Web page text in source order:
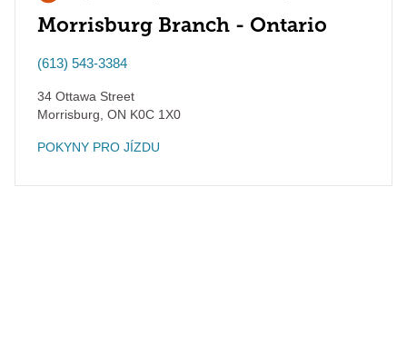
Morrisburg Branch - Ontario
(613) 543-3384
34 Ottawa Street
Morrisburg ON K0C 1X0
POKYNY PRO JÍZDU